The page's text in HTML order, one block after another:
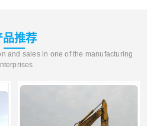
品推荐
and sales in one of the manufacturing